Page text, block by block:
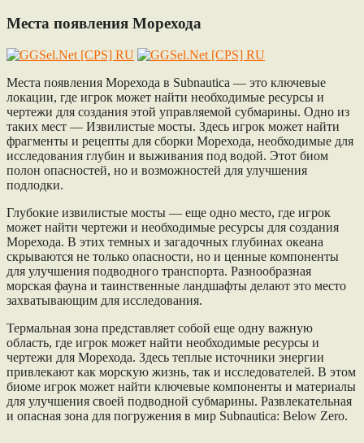
Места появления Морехода
Места появления Морехода в Subnautica — это ключевые
локации, где игрок может найти необходимые ресурсы и
чертежи для создания этой управляемой субмарины. Одно из
таких мест — Извилистые мосты. Здесь игрок может найти
фрагменты и рецепты для сборки Морехода, необходимые для
исследования глубин и выживания под водой. Этот биом
полон опасностей, но и возможностей для улучшения
подлодки.
Глубокие извилистые мосты — еще одно место, где игрок
может найти чертежи и необходимые ресурсы для создания
Морехода. В этих темных и загадочных глубинах океана
скрываются не только опасности, но и ценные компоненты
для улучшения подводного транспорта. Разнообразная
морская фауна и таинственные ландшафты делают это место
захватывающим для исследования.
Термальная зона представляет собой еще одну важную
область, где игрок может найти необходимые ресурсы и
чертежи для Морехода. Здесь теплые источники энергии
привлекают как морскую жизнь, так и исследователей. В этом
биоме игрок может найти ключевые компоненты и материалы
для улучшения своей подводной субмарины. Развлекательная
и опасная зона для погружения в мир Subnautica: Below Zero.